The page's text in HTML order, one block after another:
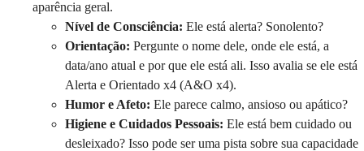
aparência geral.
Nível de Consciência: Ele está alerta? Sonolento?
Orientação: Pergunte o nome dele, onde ele está, a
data/ano atual e por que ele está ali. Isso avalia se ele está
Alerta e Orientado x4 (A&O x4).
Humor e Afeto: Ele parece calmo, ansioso ou apático?
Higiene e Cuidados Pessoais: Ele está bem cuidado ou
desleixado? Isso pode ser uma pista sobre sua capacidade